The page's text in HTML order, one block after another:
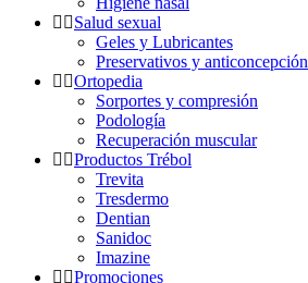
Salud sexual
Geles y Lubricantes
Preservativos y anticoncepción
Ortopedia
Sorportes y compresión
Podología
Recuperación muscular
Productos Trébol
Trevita
Tresdermo
Dentian
Sanidoc
Imazine
Promociones